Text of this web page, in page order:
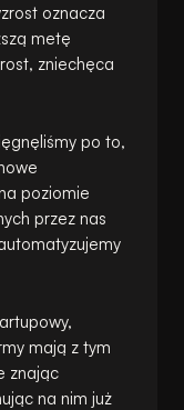
oznacza
metę
zniechęca
po to,
poziomie
przez nas
mają z tym
znając
na nim już